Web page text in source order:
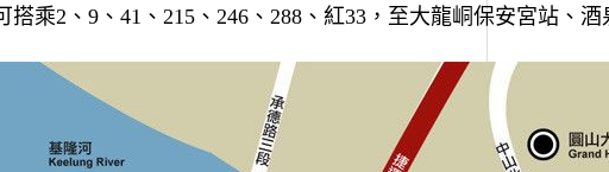
乘2、9、41、215、246、288、紅33，至大龍峒保安宮站、酒